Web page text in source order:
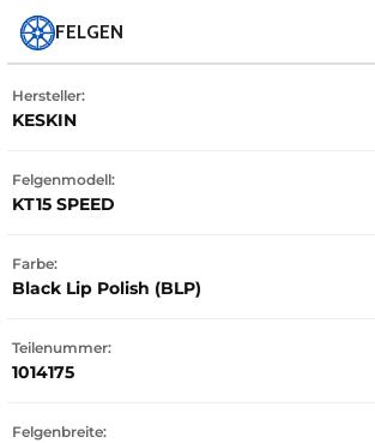
FELGEN
Hersteller:
KESKIN
Felgenmodell:
KT15 SPEED
Farbe:
Black Lip Polish (BLP)
Teilenummer:
1014175
Felgenbreite: